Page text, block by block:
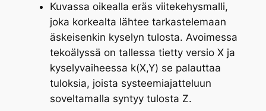
Kuvassa oikealla eräs viitekehysmalli,
joka korkealta lähtee tarkastelemaan
äskeisenkin kyselyn tulosta. Avoimessa
tekoälyssä on tallessa tietty versio X ja
kyselyvaiheessa k(X,Y) se palauttaa
tuloksia, joista systeemiajatteluun
soveltamalla syntyy tulosta Z.